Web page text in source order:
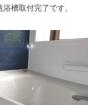
槽取付完了です。